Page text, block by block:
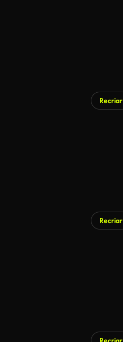
Recriar
Recriar